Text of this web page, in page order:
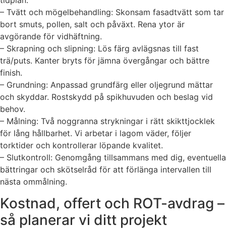
– Tvätt och mögelbehandling: Skonsam fasadtvätt som tar
bort smuts, pollen, salt och påväxt. Rena ytor är
avgörande för vidhäftning.
– Skrapning och slipning: Lös färg avlägsnas till fast
trä/puts. Kanter bryts för jämna övergångar och bättre
finish.
– Grundning: Anpassad grundfärg eller oljegrund mättar
och skyddar. Rostskydd på spikhuvuden och beslag vid
behov.
– Målning: Två noggranna strykningar i rätt skikttjocklek
för lång hållbarhet. Vi arbetar i lagom väder, följer
torktider och kontrollerar löpande kvalitet.
– Slutkontroll: Genomgång tillsammans med dig, eventuella
bättringar och skötselråd för att förlänga intervallen till
nästa ommålning.
Kostnad, offert och ROT-avdrag –
så planerar vi ditt projekt